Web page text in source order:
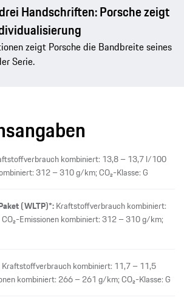
Handschriften: Porsche zeigt
zeigt Porsche die Bandbreite seines
Serie.
kombiniert: 13,8 – 13,7 l/100
312 – 310 g/km; CO₂-Klasse: G
(WLTP)*:Kraftstoffverbrauch kombiniert:
Emissionen kombiniert: 312 – 310 g/km;
Kraftstoffverbrauch kombiniert: 11,7 – 11,5
kombiniert: 266 – 261 g/km; CO₂-Klasse: G